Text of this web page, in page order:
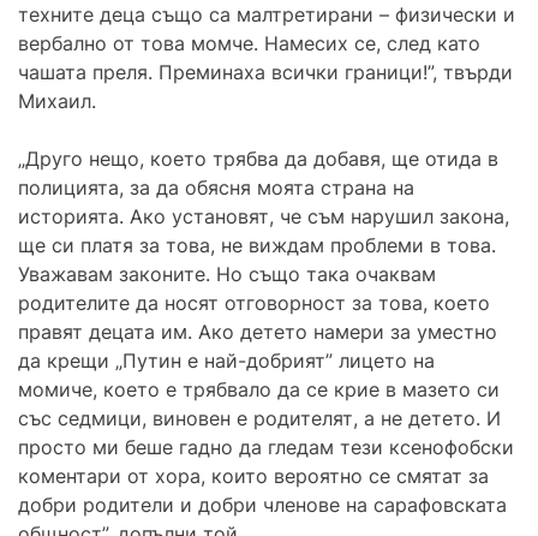
техните деца също са малтретирани – физически и
вербално от това момче. Намесих се, след като
чашата преля. Преминаха всички граници!”, твърди
Михаил.
„Друго нещо, което трябва да добавя, ще отида в
полицията, за да обясня моята страна на
историята. Ако установят, че съм нарушил закона,
ще си платя за това, не виждам проблеми в това.
Уважавам законите. Но също така очаквам
родителите да носят отговорност за това, което
правят децата им. Ако детето намери за уместно
да крещи „Путин е най-добрият” лицето на
момиче, което е трябвало да се крие в мазето си
със седмици, виновен е родителят, а не детето. И
просто ми беше гадно да гледам тези ксенофобски
коментари от хора, които вероятно се смятат за
добри родители и добри членове на сарафовската